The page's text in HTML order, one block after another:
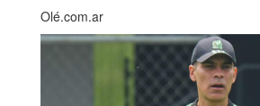
Olé.com.ar